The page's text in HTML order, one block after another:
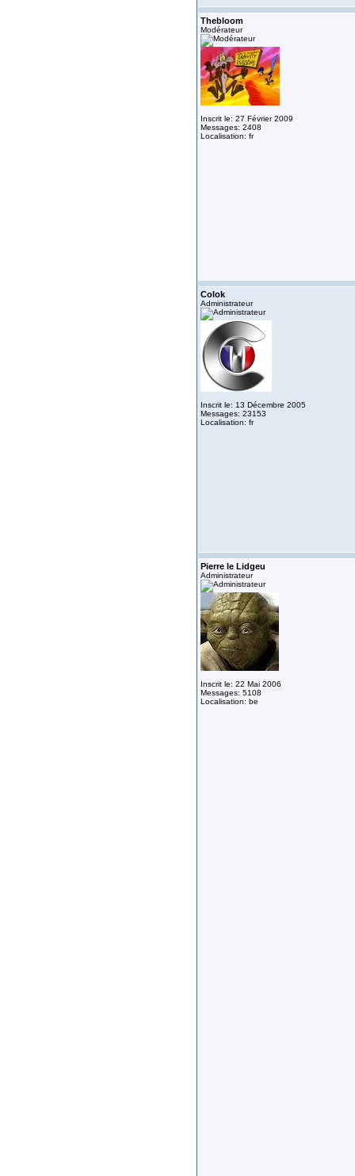
Thebloom
Modérateur
Inscrit le: 27 Février 2009
Messages: 2408
Localisation: fr
Colok
Administrateur
Inscrit le: 13 Décembre 2005
Messages: 23153
Localisation: fr
Pierre le Lidgeu
Administrateur
Inscrit le: 22 Mai 2006
Messages: 5108
Localisation: be